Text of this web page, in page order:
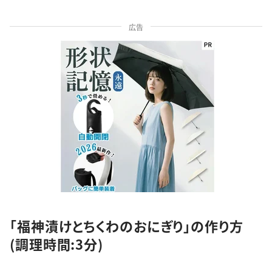
広告
「福神漬けとちくわのおにぎり」の作り方
(調理時間:3分)